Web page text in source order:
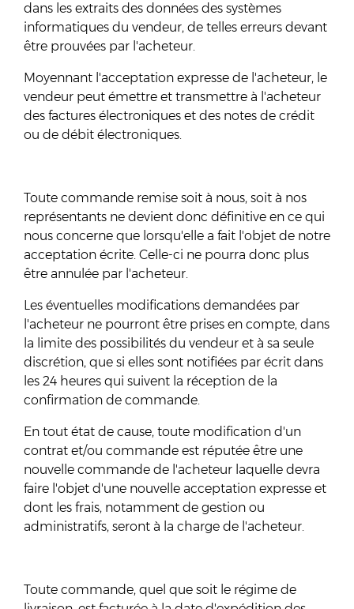
dans les extraits des données des systèmes
informatiques du vendeur, de telles erreurs devant
être prouvées par l'acheteur.
Moyennant l'acceptation expresse de l'acheteur, le
vendeur peut émettre et transmettre à l'acheteur
des factures électroniques et des notes de crédit
ou de débit électroniques.
Toute commande remise soit à nous, soit à nos
représentants ne devient donc définitive en ce qui
nous concerne que lorsqu'elle a fait l'objet de notre
acceptation écrite. Celle-ci ne pourra donc plus
être annulée par l'acheteur.
Les éventuelles modifications demandées par
l'acheteur ne pourront être prises en compte, dans
la limite des possibilités du vendeur et à sa seule
discrétion, que si elles sont notifiées par écrit dans
les 24 heures qui suivent la réception de la
confirmation de commande.
En tout état de cause, toute modification d'un
contrat et/ou commande est réputée être une
nouvelle commande de l'acheteur laquelle devra
faire l'objet d'une nouvelle acceptation expresse et
dont les frais, notamment de gestion ou
administratifs, seront à la charge de l'acheteur.
Toute commande, quel que soit le régime de